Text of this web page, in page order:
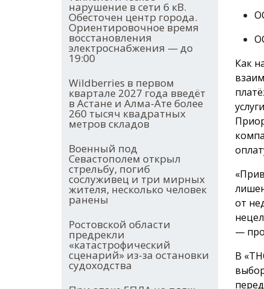
нарушение в сети 6 кВ.
Обесточен центр города.
Ориентировочное время
восстановления
электроснабжения — до
19:00
Wildberries в первом
квартале 2027 года введёт
в Астане и Алма-Ате более
260 тысяч квадратных
метров складов
Военный под
Севастополем открыл
стрельбу, погиб
сослуживец и три мирных
жителя, несколько человек
ранены
Ростовской области
предрекли
«катастрофический
сценарий» из-за остановки
судоходства
Как
от
—
В